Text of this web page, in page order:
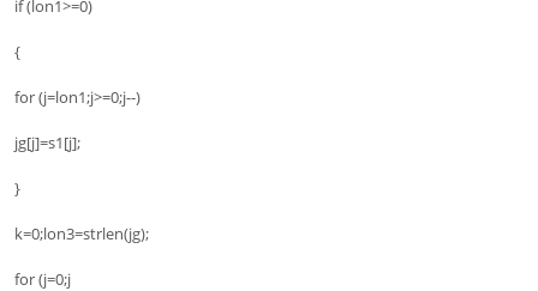
if (lon1>=0)
{
for (j=lon1;j>=0;j--)
jg[j]=s1[j];
}
k=0;lon3=strlen(jg);
for (j=0;j